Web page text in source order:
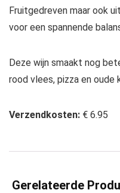
Fruitgedreven maar ook
voor een spannende
Deze wijn smaakt nog
rood vlees, pizza en oude
Verzendkosten: € 6.95
Gerelateerde